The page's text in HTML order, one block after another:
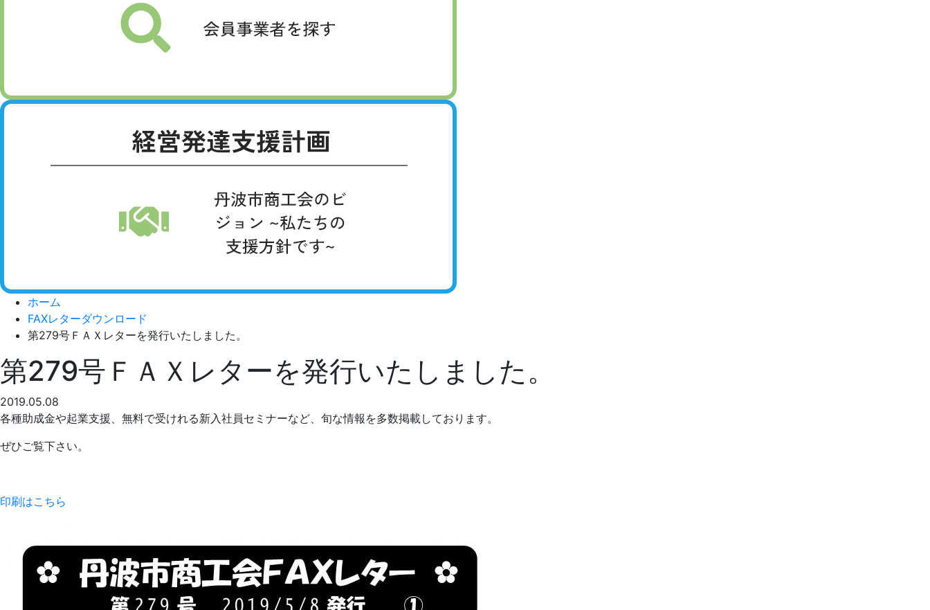
ホーム
FAXレターダウンロード
第279号ＦＡＸレターを発行いたしました。
第279号ＦＡＸレターを発行いたしました。
2019.05.08
各種助成金や起業支援、無料で受けれる新入社員セミナーなど、旬な情報を多数掲載しております。
ぜひご覧下さい。
印刷はこちら